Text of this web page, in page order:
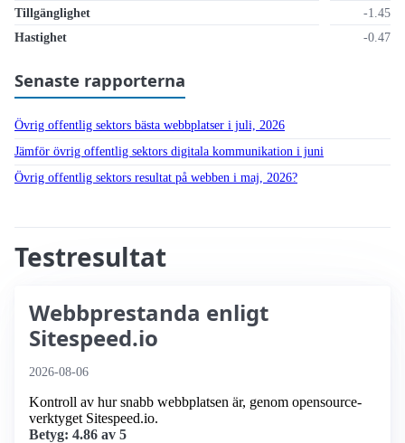
Tillgänglighet
-1.45
Hastighet
-0.47
Senaste rapporterna
Övrig offentlig sektors bästa webbplatser i juli, 2026
Jämför övrig offentlig sektors digitala kommunikation i juni
Övrig offentlig sektors resultat på webben i maj, 2026?
Testresultat
Webbprestanda enligt
Sitespeed.io
2026-08-06
Kontroll av hur snabb webbplatsen är, genom opensource-
verktyget Sitespeed.io.
Betyg: 4.86 av 5